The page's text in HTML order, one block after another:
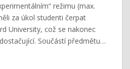
režimu (max.
za úkol studenti čerpat
University, což se nakonec
Součástí předmětu…